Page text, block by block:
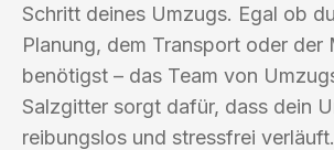
Schritt deines Umzugs. Egal ob
Planung, dem Transport oder der
benötigst – das Team von
Salzgitter sorgt dafür, dass dein
reibungslos und stressfrei